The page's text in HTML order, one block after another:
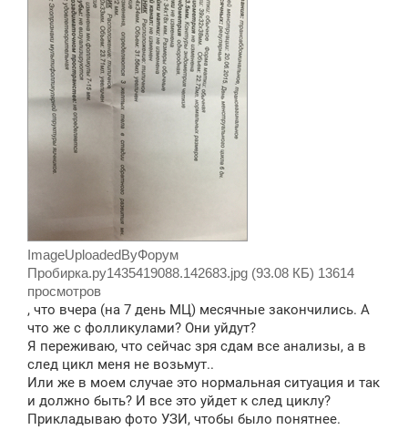
ImageUploadedByФорум
Пробирка.ру1435419088.142683.jpg (93.08 КБ) 13614
просмотров
, что вчера (на 7 день МЦ) месячные закончились. А
что же с фолликулами? Они уйдут?
Я переживаю, что сейчас зря сдам все анализы, а в
след цикл меня не возьмут..
Или же в моем случае это нормальная ситуация и так
и должно быть? И все это уйдет к след циклу?
Прикладываю фото УЗИ, чтобы было понятнее.